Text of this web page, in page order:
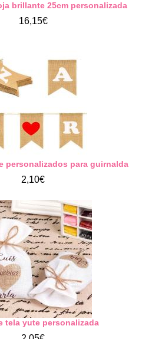
brillante 25cm personalizada
16,15€
personalizados para guirnalda
2,10€
tela yute personalizada